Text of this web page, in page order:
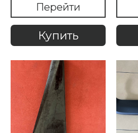
Перейти
Купить